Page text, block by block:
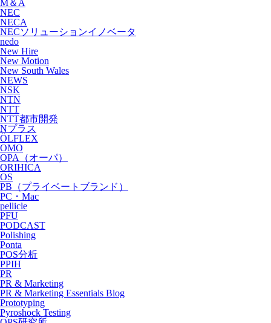
M＆A
NEC
NECA
NECソリューションイノベータ
nedo
New Hire
New Motion
New South Wales
NEWS
NSK
NTN
NTT
NTT都市開発
Nプラス
ÖLFLEX
OMO
OPA（オーパ）
ORIHICA
OS
PB（プライベートブランド）
PC・Mac
pellicle
PFU
PODCAST
Polishing
Ponta
POS分析
PPIH
PR
PR & Marketing
PR & Marketing Essentials Blog
Prototyping
Pyroshock Testing